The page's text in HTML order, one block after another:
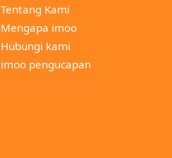
Tentang Kami
Mengapa imoo
Hubungi kami
imoo pengucapan